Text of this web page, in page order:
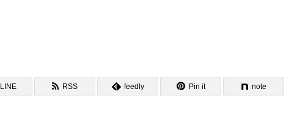
LINE RSS feedly Pin it note